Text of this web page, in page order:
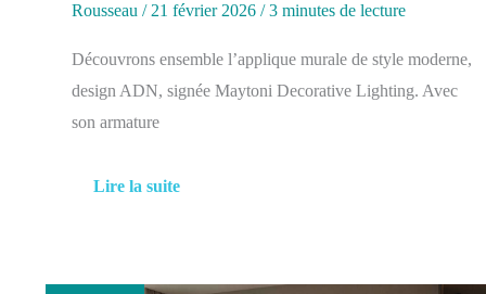
Rousseau / 21 février 2026 /3 minutes de lecture
Découvrons ensemble l’applique murale de style moderne,
design ADN, signée Maytoni Decorative Lighting. Avec
son armature
Lire la suite